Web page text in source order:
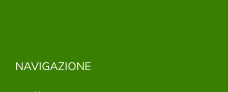
NAVIGAZIONE